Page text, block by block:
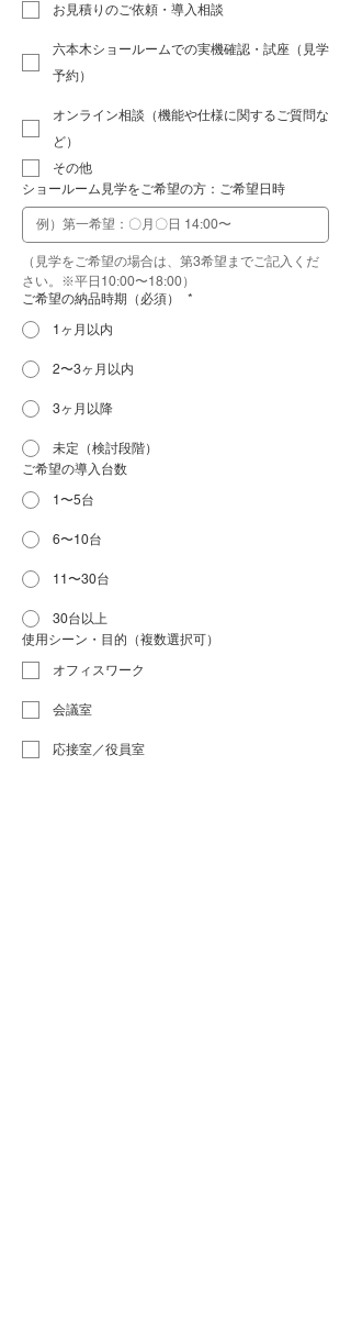
お見積りのご依頼・導入相談
六本木ショールームでの実機確認・試座（見学
予約）
オンライン相談（機能や仕様に関するご質問な
ど）
その他
ショールーム見学をご希望の方：ご希望日時
（見学をご希望の場合は、第3希望までご記入くだ
さい。※平日10:00〜18:00）
ご希望の納品時期（必須）
*
1ヶ月以内
2〜3ヶ月以内
3ヶ月以降
未定（検討段階）
ご希望の導入台数
1〜5台
6〜10台
11〜30台
30台以上
使用シーン・目的（複数選択可）
オフィスワーク
会議室
応接室／役員室